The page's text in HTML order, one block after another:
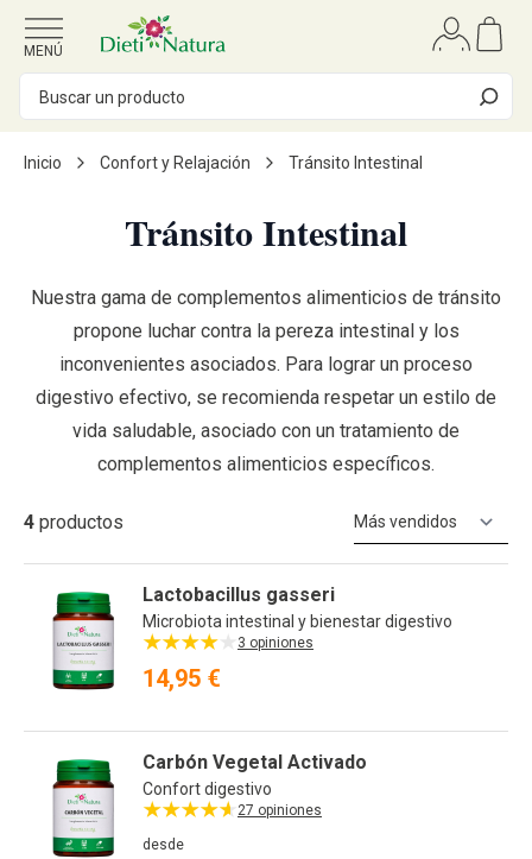
Ir al contenido
MENÚ
Inicio Confort y Relajación Tránsito Intestinal
Tránsito Intestinal
Nuestra gama de complementos alimenticios de tránsito
propone luchar contra la pereza intestinal y los
inconvenientes asociados. Para lograr un proceso
digestivo efectivo, se recomienda respetar un estilo de
vida saludable, asociado con un tratamiento de
complementos alimenticios específicos.
4 productos
Lactobacillus gasseri
Microbiota intestinal y bienestar digestivo
3 opiniones
14,95 €
Carbón Vegetal Activado
Confort digestivo
27 opiniones
desde